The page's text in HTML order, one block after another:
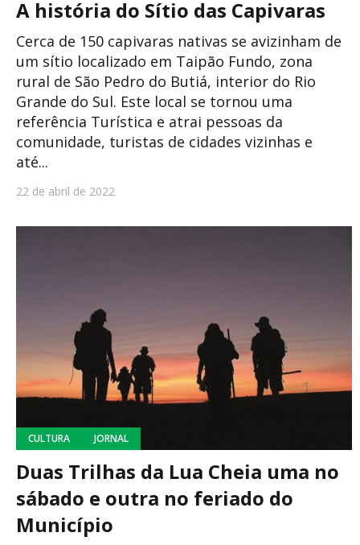
A história do Sítio das Capivaras
Cerca de 150 capivaras nativas se avizinham de
um sítio localizado em Taipão Fundo, zona
rural de São Pedro do Butiá, interior do Rio
Grande do Sul. Este local se tornou uma
referência Turística e atrai pessoas da
comunidade, turistas de cidades vizinhas e
até...
22 de abril de 2022
CULTURA JORNAL
Duas Trilhas da Lua Cheia uma no
sábado e outra no feriado do
Município